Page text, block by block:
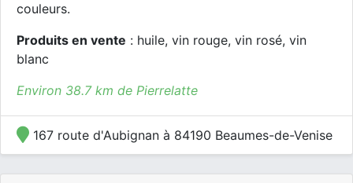
couleurs.
Produits en vente : huile, vin rouge, vin rosé, vin
blanc
Environ 38.7 km de Pierrelatte
167 route d'Aubignan à 84190 Beaumes-de-Venise